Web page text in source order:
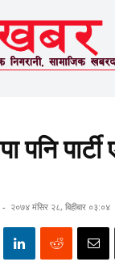
पनि
- २०७४ मंसिर २८, बिहीबार ०३:०४